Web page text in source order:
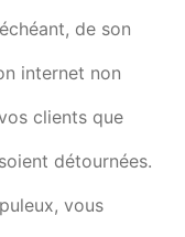
de son
internet non
clients que
détournées.
vous